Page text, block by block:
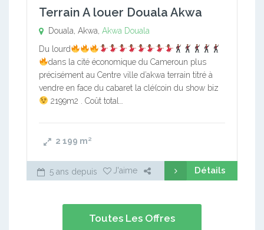
Terrain A louer Douala Akwa
Douala, Akwa, Akwa Douala
Du lourd
dans la cité économique du Cameroun plus
précisément au Centre ville d’akwa terrain titré à
vendre en face du cabaret la clé(coin du show biz
2199m2 . Coût total…
2 199 m²
5 ans depuis J'aime Détails
Toutes Les Offres